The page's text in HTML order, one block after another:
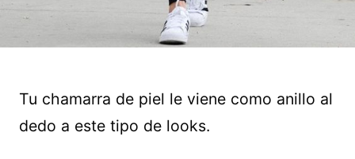
Tu chamarra de piel le viene como anillo al
dedo a este tipo de looks.